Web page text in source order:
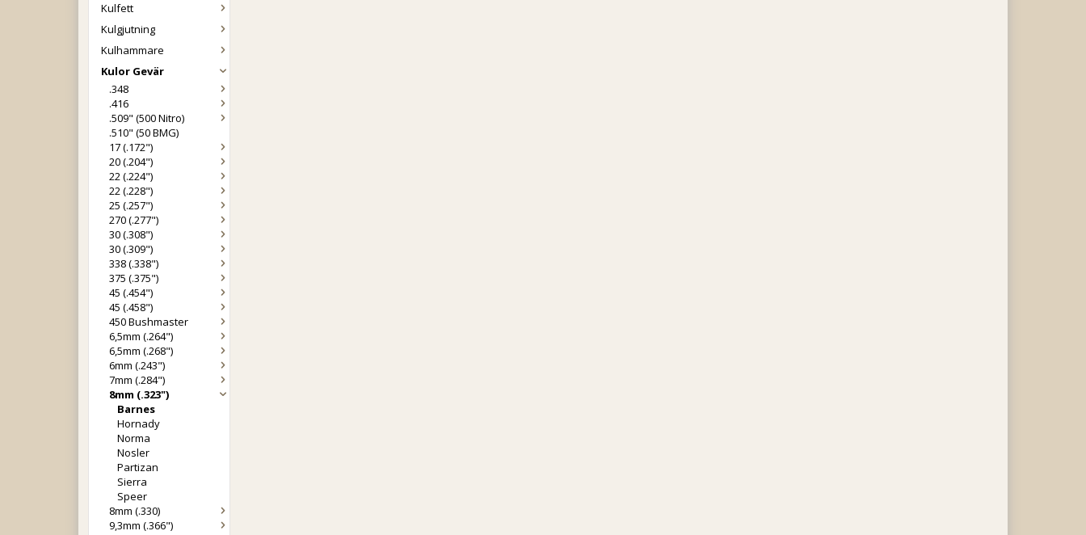
Kulfett
Kulgjutning
Kulhammare
Kulor Gevär
.348
.416
.509" (500 Nitro)
.510" (50 BMG)
17 (.172")
20 (.204")
22 (.224")
22 (.228")
25 (.257")
270 (.277")
30 (.308")
30 (.309")
338 (.338")
375 (.375")
45 (.454")
45 (.458")
450 Bushmaster
6,5mm (.264")
6,5mm (.268")
6mm (.243")
7mm (.284")
8mm (.323")
Barnes
Hornady
Norma
Nosler
Partizan
Sierra
Speer
8mm (.330)
9,3mm (.366")